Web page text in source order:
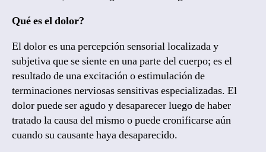
Qué es el dolor?
El dolor es una percepción sensorial localizada y
subjetiva que se siente en una parte del cuerpo; es el
resultado de una excitación o estimulación de
terminaciones nerviosas sensitivas especializadas. El
dolor puede ser agudo y desaparecer luego de haber
tratado la causa del mismo o puede cronificarse aún
cuando su causante haya desaparecido.